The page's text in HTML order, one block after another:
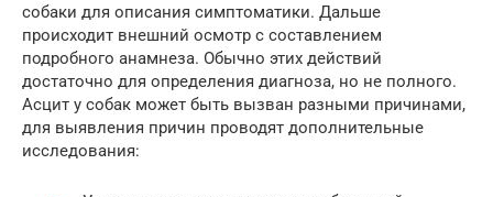
собаки для описания симптоматики. Дальше
происходит внешний осмотр с составлением
подробного анамнеза. Обычно этих действий
достаточно для определения диагноза, но не полного.
Асцит у собак может быть вызван разными причинами,
для выявления причин проводят дополнительные
исследования: